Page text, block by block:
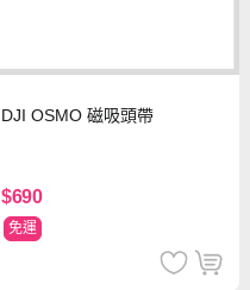
DJI OSMO 磁吸頭帶
$690
免運